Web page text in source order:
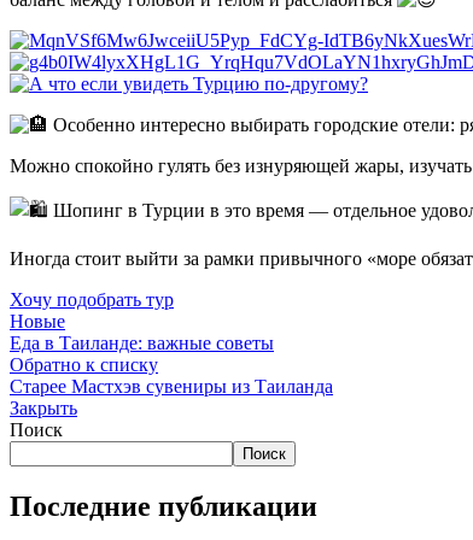
Особенно интересно выбирать городские
Можно спокойно гулять без изнуряющей жары, изучать
Шопинг в Турции в это время — отдельное
Иногда стоит выйти за рамки привычного «море
Хочу подобрать тур
Новые
Еда в Таиланде: важные советы
Обратно к списку
Старее Мастхэв сувениры из Таиланда
Закрыть
Поиск
Поиск
Последние публикации